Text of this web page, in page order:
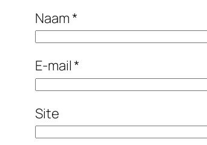
Naam*
E-mail*
Site